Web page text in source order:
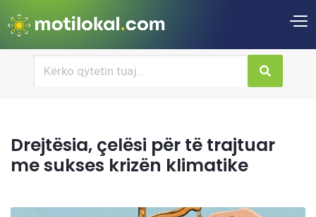
Drejtësia, çelësi për të trajtuar
me sukses krizën klimatike